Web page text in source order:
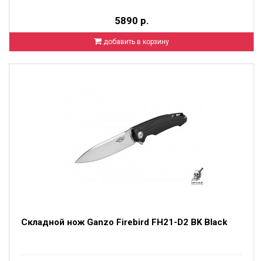
5890 р.
добавить в корзину
Складной нож Ganzo Firebird FH21-D2 BK Black